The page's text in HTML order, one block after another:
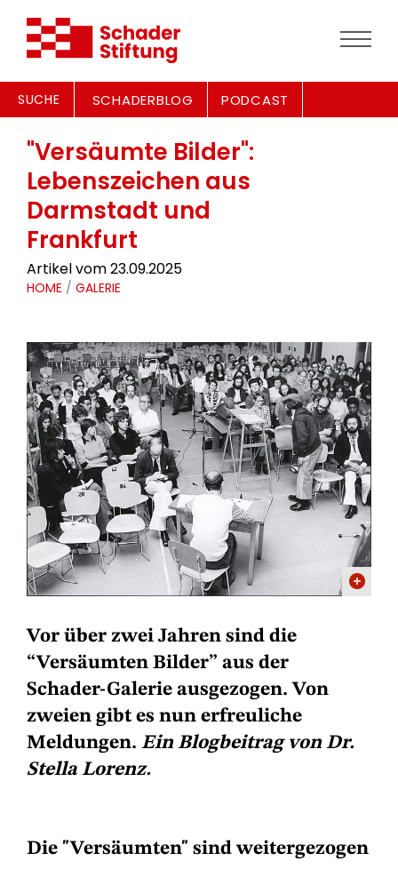
SUCHE SCHADERBLOG PODCAST
"Versäumte Bilder":
Lebenszeichen aus
Darmstadt und
Frankfurt
Artikel vom 23.09.2025
HOME / GALERIE
Vor über zwei Jahren sind die
“Versäumten Bilder” aus der
Schader-Galerie ausgezogen. Von
zweien gibt es nun erfreuliche
Meldungen. Ein Blogbeitrag von Dr.
Stella Lorenz.
Die "Versäumten" sind weitergezogen